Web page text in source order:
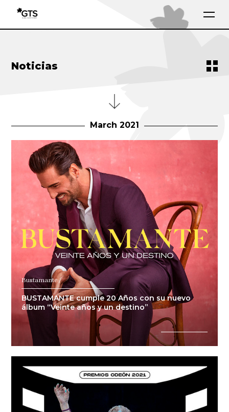
Noticias
March 2021
Bustamante /
BUSTAMANTE cumple 20 Años con su nuevo
álbum “Veinte años y un destino”